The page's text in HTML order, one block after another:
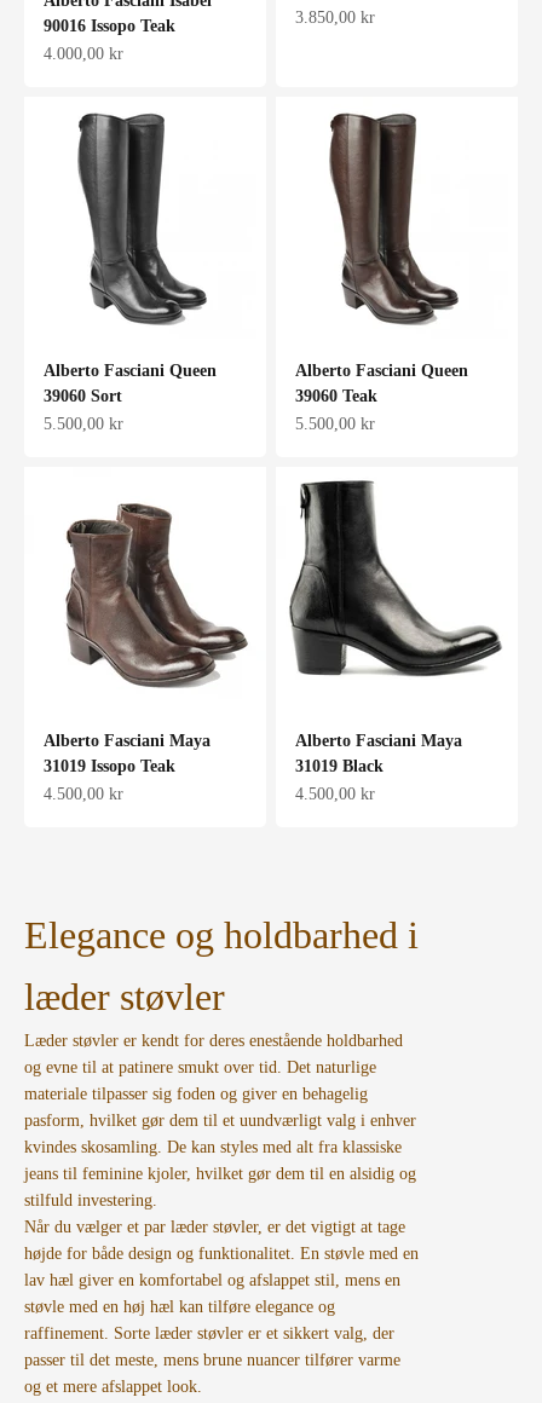
90016 Issopo Teak
Salgspris
4.000,00 kr
Salgspris
3.850,00 kr
Alberto Fasciani Queen
39060 Sort
Salgspris
5.500,00 kr
Alberto Fasciani Queen
39060 Teak
Salgspris
5.500,00 kr
Alberto Fasciani Maya
31019 Issopo Teak
Salgspris
4.500,00 kr
Alberto Fasciani Maya
31019 Black
Salgspris
4.500,00 kr
Elegance og holdbarhed i
læder støvler
Læder støvler er kendt for deres enestående holdbarhed
og evne til at patinere smukt over tid. Det naturlige
materiale tilpasser sig foden og giver en behagelig
pasform, hvilket gør dem til et uundværligt valg i enhver
kvindes skosamling. De kan styles med alt fra klassiske
jeans til feminine kjoler, hvilket gør dem til en alsidig og
stilfuld investering.
Når du vælger et par læder støvler, er det vigtigt at tage
højde for både design og funktionalitet. En støvle med en
lav hæl giver en komfortabel og afslappet stil, mens en
støvle med en høj hæl kan tilføre elegance og
raffinement. Sorte læder støvler er et sikkert valg, der
passer til det meste, mens brune nuancer tilfører varme
og et mere afslappet look.